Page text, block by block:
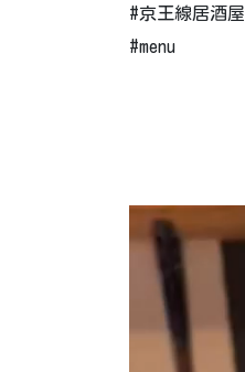
#京王線居酒屋
#menu
画